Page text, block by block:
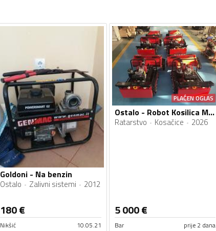
Goldoni - Na benzin
Ostalo Zalivni sistemi 2012
180€
Nikšić 10.05.21
PLAĆEN OGLAS
Ostalo - Robot Kosilica Malcer - Hibrid
Ratarstvo Kosačice 2026
5 000€
Bar prije 2 dana